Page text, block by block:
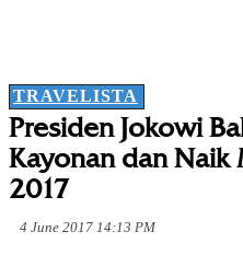
TRAVELISTA
Presiden Jokowi
Kayonan dan Naik
2017
4 June 2017 14:13 PM